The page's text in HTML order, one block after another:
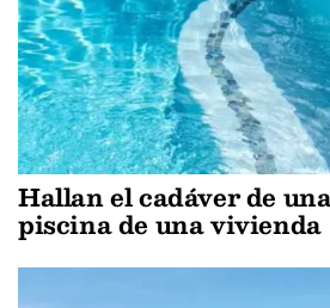
Hallan el cadáver de
piscina de una vivienda